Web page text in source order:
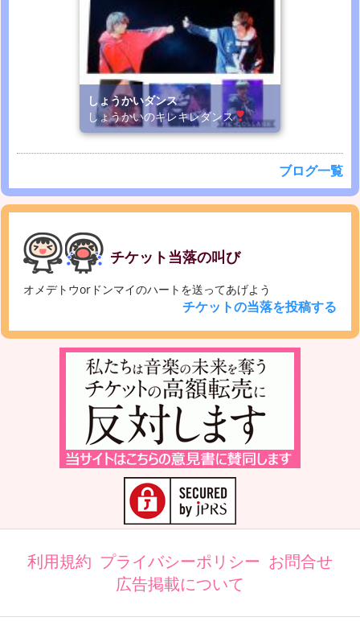
しょうかいダンス
しょうかいのキレキレダンス
ブログ一覧
チケット当落の叫び
オメデトウorドンマイのハートを送ってあげよう
チケットの当落を投稿する
利用規約 プライバシーポリシー お問合せ
広告掲載について